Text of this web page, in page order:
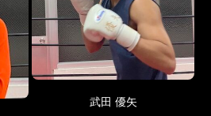
武田 優矢